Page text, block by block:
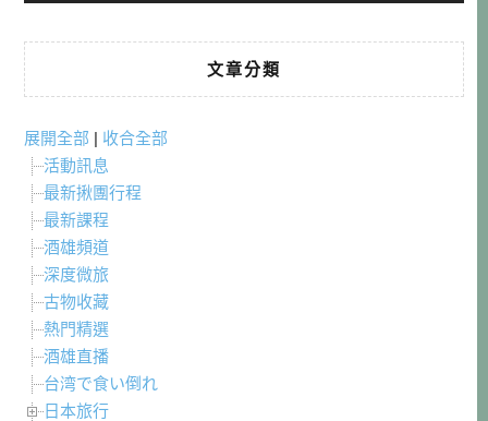
文章分類
展開全部 | 收合全部
活動訊息
最新揪團行程
最新課程
酒雄頻道
深度微旅
古物收藏
熱門精選
酒雄直播
台湾で食い倒れ
日本旅行